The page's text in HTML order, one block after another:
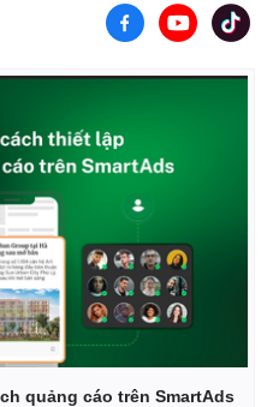
Multimedia
Video
E-Magazine
Infographic
quảng cáo trên SmartAds